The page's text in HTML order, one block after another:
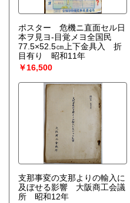
ポスター 危機ニ直面セル日
本ヲ見ヨ-目覚メヨ全国民
77.5×52.5㎝上下金具入 折
目有り 昭和11年
￥16,500
支那事変の支那よりの輸入に
及ぼせる影響 大阪商工会議
所 昭和12年